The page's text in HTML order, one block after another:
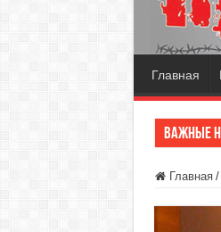
Главная
Важные
Главная /